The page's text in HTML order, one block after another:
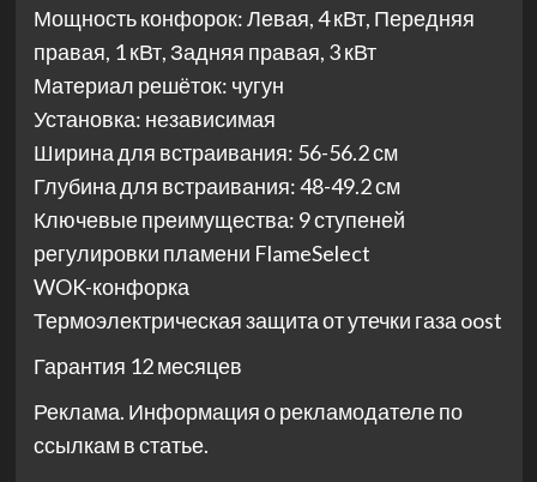
Мощность конфорок: Левая, 4 кВт, Передняя
правая, 1 кВт, Задняя правая, 3 кВт
Материал решёток: чугун
Установка: независимая
Ширина для встраивания: 56-56.2 см
Глубина для встраивания: 48-49.2 см
Ключевые преимущества: 9 ступеней
регулировки пламени FlameSelect
WOK-конфорка
Термоэлектрическая защита от утечки газа oost
Гарантия 12 месяцев
Реклама. Информация о рекламодателе по
ссылкам в статье.